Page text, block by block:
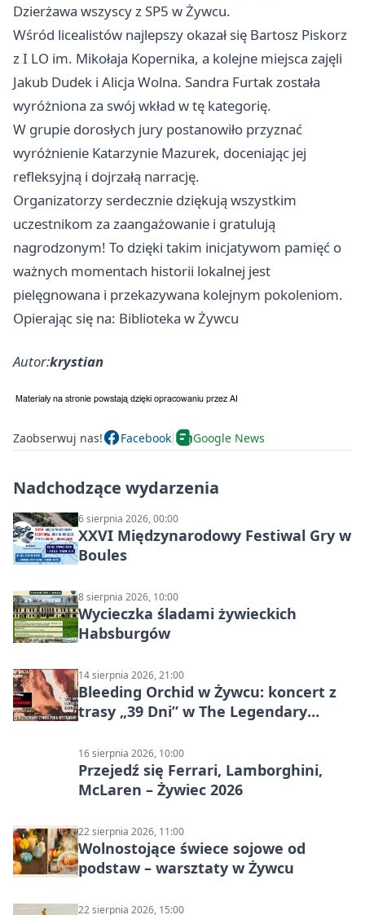
Dzierżawa wszyscy z SP5 w Żywcu.
Wśród licealistów najlepszy okazał się Bartosz Piskorz
z I LO im. Mikołaja Kopernika, a kolejne miejsca zajęli
Jakub Dudek i Alicja Wolna. Sandra Furtak została
wyróżniona za swój wkład w tę kategorię.
W grupie dorosłych jury postanowiło przyznać
wyróżnienie Katarzynie Mazurek, doceniając jej
refleksyjną i dojrzałą narrację.
Organizatorzy serdecznie dziękują wszystkim
uczestnikom za zaangażowanie i gratulują
nagrodzonym! To dzięki takim inicjatywom pamięć o
ważnych momentach historii lokalnej jest
pielęgnowana i przekazywana kolejnym pokoleniom.
Opierając się na: Biblioteka w Żywcu
Autor:krystian
Zaobserwuj nas! Facebook Google News
Nadchodzące wydarzenia
6 sierpnia 2026, 00:00
XXVI Międzynarodowy Festiwal Gry w
Boules
8 sierpnia 2026, 10:00
Wycieczka śladami żywieckich
Habsburgów
14 sierpnia 2026, 21:00
Bleeding Orchid w Żywcu: koncert z
trasy „39 Dni” w The Legendary
16 sierpnia 2026, 10:00
Przejedź się Ferrari, Lamborghini,
McLaren – Żywiec 2026
22 sierpnia 2026, 11:00
Wolnostojące świece sojowe od
podstaw – warsztaty w Żywcu
22 sierpnia 2026, 15:00